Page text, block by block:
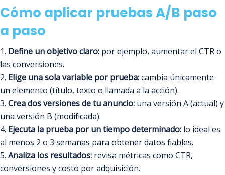
Cómo aplicar pruebas A/B paso
a paso
Define un objetivo claro: por ejemplo, aumentar el CTR o
las conversiones.
Elige una sola variable por prueba:cambia únicamente
un elemento (título, texto o llamada a la acción).
Crea dos versiones de tu anuncio: una versión A (actual) y
una versión B (modificada).
Ejecuta la prueba por un tiempo determinado: lo ideal es
al menos 2 o 3 semanas para obtener datos fiables.
Analiza los resultados: revisa métricas como CTR,
conversiones y costo por adquisición.